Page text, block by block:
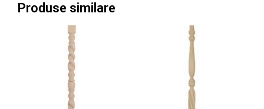
Produse similare